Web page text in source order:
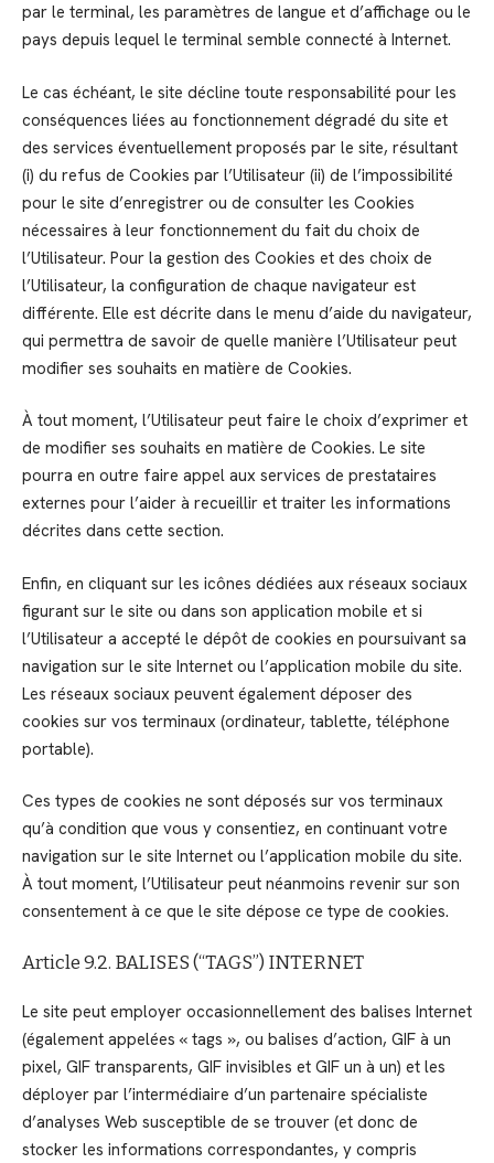
par le terminal, les paramètres de langue et d’affichage ou le
pays depuis lequel le terminal semble connecté à Internet.
Le cas échéant, le site décline toute responsabilité pour les
conséquences liées au fonctionnement dégradé du site et
des services éventuellement proposés par le site, résultant
(i) du refus de Cookies par l’Utilisateur (ii) de l’impossibilité
pour le site d’enregistrer ou de consulter les Cookies
nécessaires à leur fonctionnement du fait du choix de
l’Utilisateur. Pour la gestion des Cookies et des choix de
l’Utilisateur, la configuration de chaque navigateur est
différente. Elle est décrite dans le menu d’aide du navigateur,
qui permettra de savoir de quelle manière l’Utilisateur peut
modifier ses souhaits en matière de Cookies.
À tout moment, l’Utilisateur peut faire le choix d’exprimer et
de modifier ses souhaits en matière de Cookies. Le site
pourra en outre faire appel aux services de prestataires
externes pour l’aider à recueillir et traiter les informations
décrites dans cette section.
Enfin, en cliquant sur les icônes dédiées aux réseaux sociaux
figurant sur le site ou dans son application mobile et si
l’Utilisateur a accepté le dépôt de cookies en poursuivant sa
navigation sur le site Internet ou l’application mobile du site.
Les réseaux sociaux peuvent également déposer des
cookies sur vos terminaux (ordinateur, tablette, téléphone
portable).
Ces types de cookies ne sont déposés sur vos terminaux
qu’à condition que vous y consentiez, en continuant votre
navigation sur le site Internet ou l’application mobile du site.
À tout moment, l’Utilisateur peut néanmoins revenir sur son
consentement à ce que le site dépose ce type de cookies.
Article 9.2. BALISES (“TAGS”) INTERNET
Le site peut employer occasionnellement des balises Internet
(également appelées « tags », ou balises d’action, GIF à un
pixel, GIF transparents, GIF invisibles et GIF un à un) et les
déployer par l’intermédiaire d’un partenaire spécialiste
d’analyses Web susceptible de se trouver (et donc de
stocker les informations correspondantes, y compris